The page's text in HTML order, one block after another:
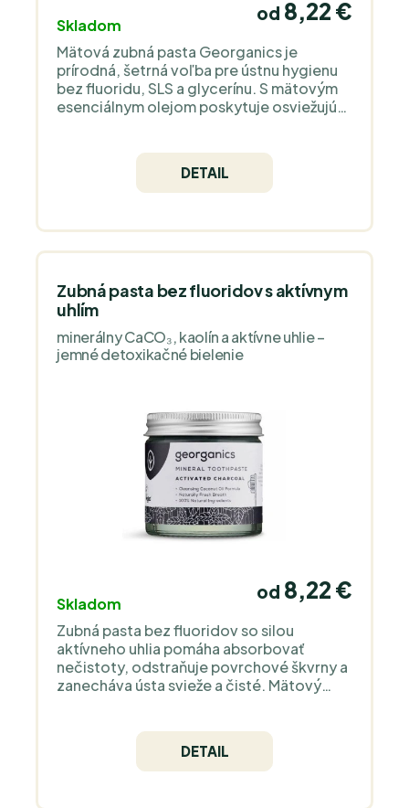
Skladom
od 8,22 €
Mätová zubná pasta Georganics je
prírodná, šetrná voľba pre ústnu hygienu
bez fluoridu, SLS a glycerínu. S mätovým
esenciálnym olejom poskytuje osviežujúci
DETAIL
Zubná pasta bez fluoridov s aktívnym
uhlím
minerálny CaCO₃, kaolín a aktívne uhlie –
jemné detoxikačné bielenie
Skladom
od 8,22 €
Zubná pasta bez fluoridov so silou
aktívneho uhlia pomáha absorbovať
nečistoty, odstraňuje povrchové škvrny a
zanecháva ústa svieže a čisté. Mätový
antibakteriálnu ochranu pre optimálnu
ústnu hygienu a zdravý dych.
DETAIL